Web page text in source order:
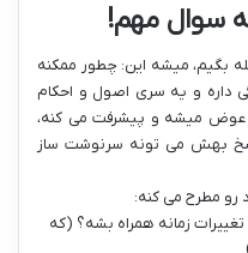
سوال مهم!
بگیم، میشه این: چطور ممکنه
داره و یه سری اصول و احکام
عوض میشه و پیشرفت می کنه،
بهش می تونه سرنوشت ساز
رو مطرح می کنه:
تغییرات زمانه همراه بشه؟ (که